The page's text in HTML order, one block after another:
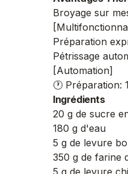
Broyage sur
Préparation
Pétrissage
[Automation]
🕐 Préparation:
Ingrédients
20 g de sucre
180 g d'eau
5 g de levure
350 g de farine
5 g de levure